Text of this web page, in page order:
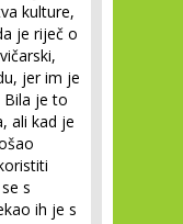
kulture,
je riječ o
jer im je
Bila je to
ali kad je
s
ih je s